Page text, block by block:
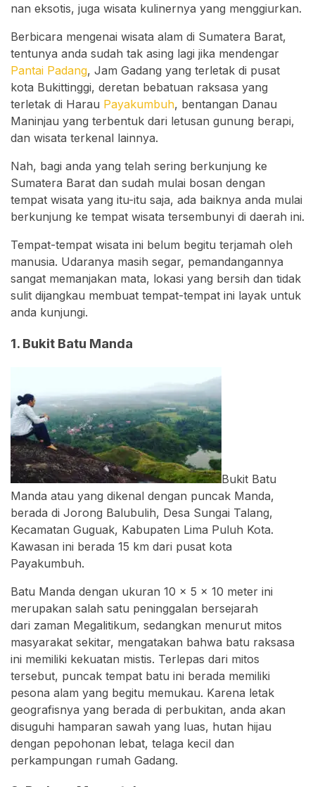
nan eksotis, juga wisata kulinernya yang menggiurkan.
Berbicara mengenai wisata alam di Sumatera Barat,
tentunya anda sudah tak asing lagi jika mendengar
Pantai Padang, Jam Gadang yang terletak di pusat
kota Bukittinggi, deretan bebatuan raksasa yang
terletak di Harau Payakumbuh, bentangan Danau
Maninjau yang terbentuk dari letusan gunung berapi,
dan wisata terkenal lainnya.
Nah, bagi anda yang telah sering berkunjung ke
Sumatera Barat dan sudah mulai bosan dengan
tempat wisata yang itu-itu saja, ada baiknya anda mulai
berkunjung ke tempat wisata tersembunyi di daerah ini.
Tempat-tempat wisata ini belum begitu terjamah oleh
manusia. Udaranya masih segar, pemandangannya
sangat memanjakan mata, lokasi yang bersih dan tidak
sulit dijangkau membuat tempat-tempat ini layak untuk
anda kunjungi.
1. Bukit Batu Manda
Bukit Batu
Manda atau yang dikenal dengan puncak Manda,
berada di Jorong Balubulih, Desa Sungai Talang,
Kecamatan Guguak, Kabupaten Lima Puluh Kota.
Kawasan ini berada 15 km dari pusat kota
Payakumbuh.
Batu Manda dengan ukuran 10 x 5 x 10 meter ini
merupakan salah satu peninggalan bersejarah
dari zaman Megalitikum, sedangkan menurut mitos
masyarakat sekitar, mengatakan bahwa batu raksasa
ini memiliki kekuatan mistis. Terlepas dari mitos
tersebut, puncak tempat batu ini berada memiliki
pesona alam yang begitu memukau. Karena letak
geografisnya yang berada di perbukitan, anda akan
disuguhi hamparan sawah yang luas, hutan hijau
dengan pepohonan lebat, telaga kecil dan
perkampungan rumah Gadang.